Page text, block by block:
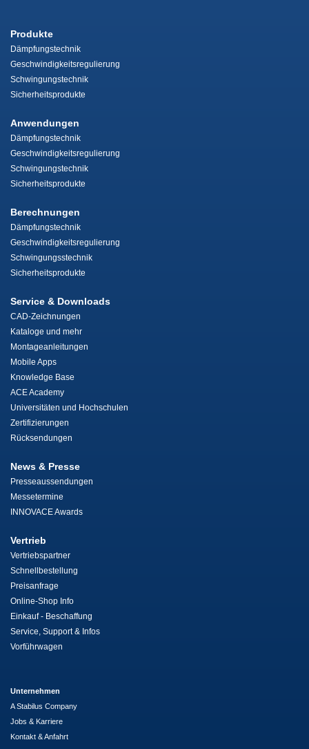
Produkte
Dämpfungstechnik
Geschwindigkeitsregulierung
Schwingungstechnik
Sicherheitsprodukte
Anwendungen
Dämpfungstechnik
Geschwindigkeitsregulierung
Schwingungstechnik
Sicherheitsprodukte
Berechnungen
Dämpfungstechnik
Geschwindigkeitsregulierung
Schwingungsstechnik
Sicherheitsprodukte
Service & Downloads
CAD-Zeichnungen
Kataloge und mehr
Montageanleitungen
Mobile Apps
Knowledge Base
ACE Academy
Universitäten und Hochschulen
Zertifizierungen
Rücksendungen
News & Presse
Presseaussendungen
Messetermine
INNOVACE Awards
Vertrieb
Vertriebspartner
Schnellbestellung
Preisanfrage
Online-Shop Info
Einkauf - Beschaffung
Service, Support & Infos
Vorführwagen
Unternehmen
A Stabilus Company
Jobs & Karriere
Kontakt & Anfahrt